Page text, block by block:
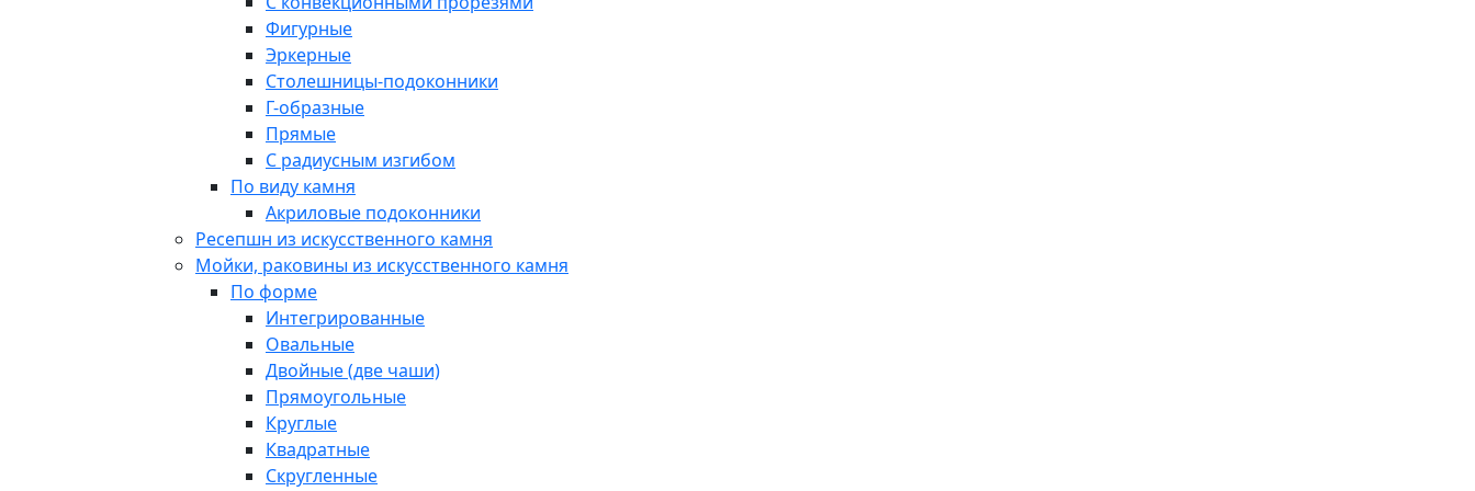
Фигурные
Эркерные
Столешницы-подоконники
Г-образные
Прямые
С радиусным изгибом
По виду камня
Акриловые подоконники
Ресепшн из искусственного камня
Мойки, раковины из искусственного камня
По форме
Интегрированные
Овальные
Двойные (две чаши)
Прямоугольные
Круглые
Квадратные
Скругленные